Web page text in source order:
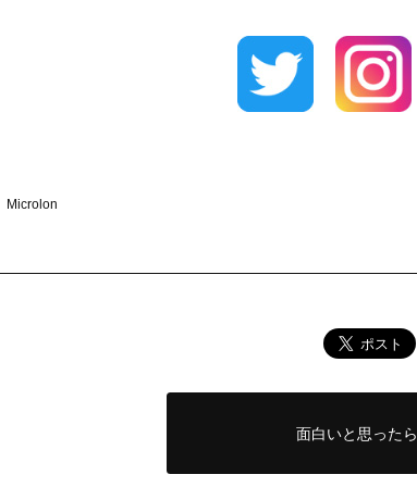
Microlon
面白いと思ったら